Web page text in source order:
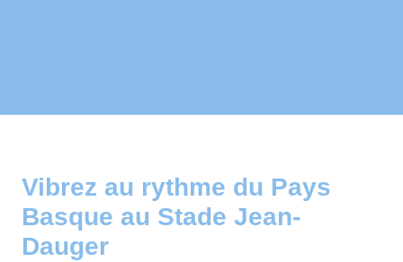
Vibrez au rythme du Pays
Basque au Stade Jean-
Dauger